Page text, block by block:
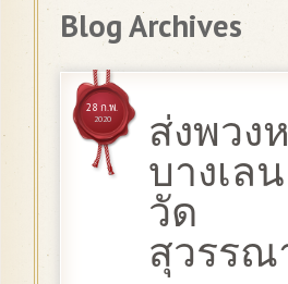
Blog Archives
ส่งพวง
บางเล
วัด
สุวรรณ
28 ก.พ.
2020